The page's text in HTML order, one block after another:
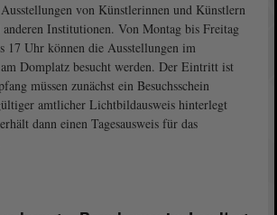
Ausstellungen von Künstlerinnen und Künstlern
Institutionen. Von Montag bis Freitag
17 Uhr können die Ausstellungen im
am Domplatz besucht werden. Der Eintritt ist
müssen zunächst ein Besuchsschein
amtlicher Lichtbildausweis hinterlegt
dann einen Tagesausweis für das